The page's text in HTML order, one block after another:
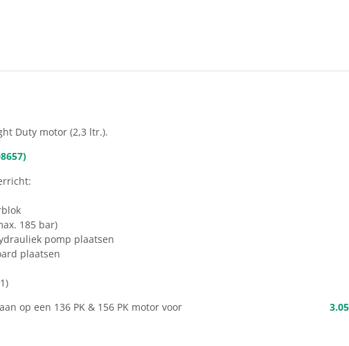
Duty motor (2,3 ltr.).
185 bar)
pomp plaatsen
plaatsen
op een 136 PK & 156 PK motor voor